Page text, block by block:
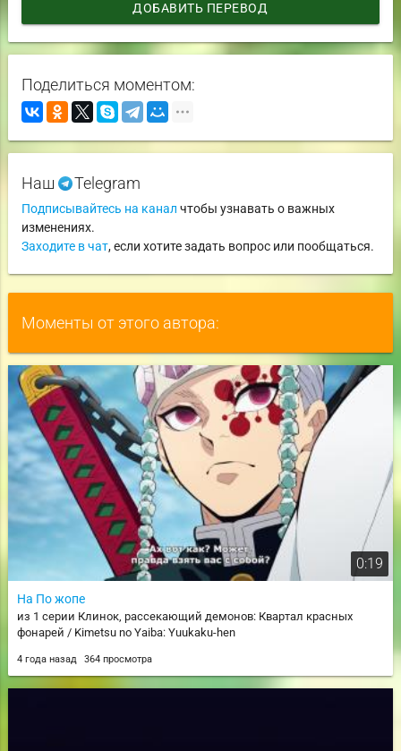
ДОБАВИТЬ ПЕРЕВОД
Поделиться моментом:
Наш Telegram
Подписывайтесь на канал чтобы узнавать о важных
изменениях.
Заходите в чат, если хотите задать вопрос или пообщаться.
Моменты от этого автора:
0:19
На По жопе
из 1 серии Клинок, рассекающий демонов: Квартал красных
фонарей / Kimetsu no Yaiba: Yuukaku-hen
4 года назад 364 просмотра